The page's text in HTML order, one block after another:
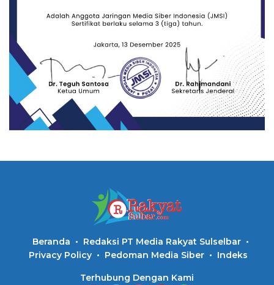
Beranda
Redaksi PT Media Rakyat Sulselbar
Privacy Policy
Pedoman Media Siber Indeks
Terhubung Dengan Kami